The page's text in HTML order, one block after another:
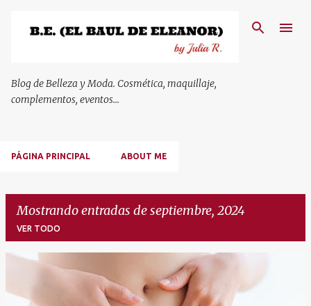
Blog de Belleza y Moda. Cosmética, maquillaje,
complementos, eventos...
PÁGINA PRINCIPAL ABOUT ME
Mostrando entradas de septiembre, 2024
VER TODO
n